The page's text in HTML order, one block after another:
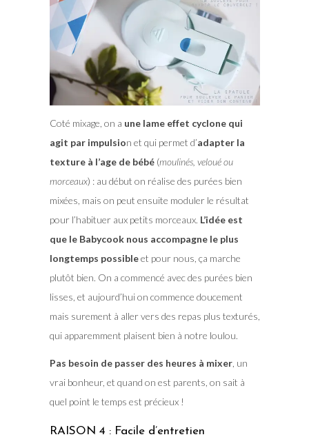
Coté mixage, on a une lame effet cyclone qui
agit par impulsion et qui permet d’adapter la
texture à l’age de bébé(moulinés, veloué ou
morceaux) : au début on réalise des purées bien
mixées, mais on peut ensuite moduler le résultat
pour l’habituer aux petits morceaux. L’idée est
que le Babycook nous accompagne le plus
longtemps possibleet pour nous, ça marche
plutôt bien. On a commencé avec des purées bien
lisses, et aujourd’hui on commence doucement
mais surement à aller vers des repas plus texturés,
qui apparemment plaisent bien à notre loulou.
Pas besoin de passer des heures à mixer, un
vrai bonheur, et quand on est parents, on sait à
quel point le temps est précieux !
RAISON 4 : Facile d’entretien